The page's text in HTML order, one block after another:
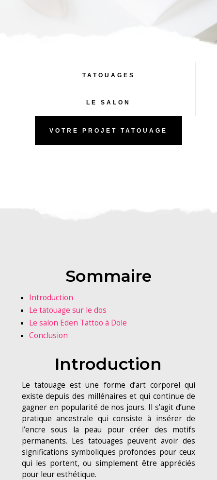
TATOUAGES
LE SALON
VOTRE PROJET TATOUAGE
Sommaire
Introduction
Le tatouage sur le dos
Le salon Eden Tattoo à Dole
Conclusion
Introduction
Le tatouage est une forme d’art corporel qui
existe depuis des millénaires et qui continue de
gagner en popularité de nos jours. Il s’agit d’une
pratique ancestrale qui consiste à insérer de
l’encre sous la peau pour créer des motifs
permanents. Les tatouages peuvent avoir des
significations symboliques profondes pour ceux
qui les portent, ou simplement être appréciés
pour leur esthétique.